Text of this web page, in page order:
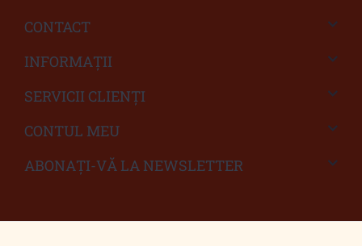
CONTACT
INFORMAŢII
SERVICII CLIENŢI
CONTUL MEU
ABONAȚI-VĂ LA NEWSLETTER